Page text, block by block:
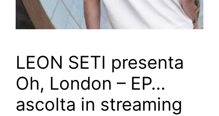
LEON SETI presenta
Oh, London – EP…
ascolta in streaming